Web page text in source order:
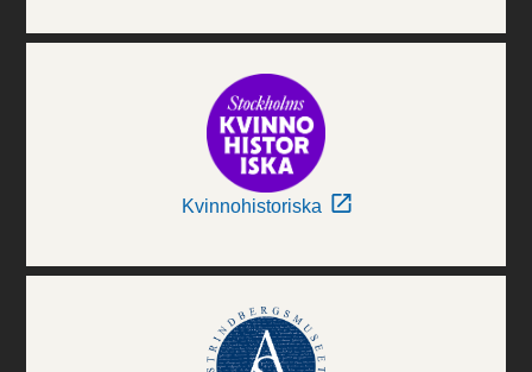
Kvinnohistoriska